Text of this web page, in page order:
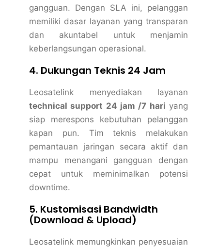
gangguan. Dengan SLA ini, pelanggan
memiliki dasar layanan yang transparan
dan akuntabel untuk menjamin
keberlangsungan operasional.
4. Dukungan Teknis 24 Jam
Leosatelink menyediakan layanan
technical support 24 jam /7 hari yang
siap merespons kebutuhan pelanggan
kapan pun. Tim teknis melakukan
pemantauan jaringan secara aktif dan
mampu menangani gangguan dengan
cepat untuk meminimalkan potensi
downtime.
5. Kustomisasi Bandwidth
(Download & Upload)
Leosatelink memungkinkan penyesuaian